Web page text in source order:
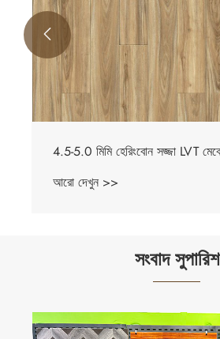

সংবাদ সুপারিশ